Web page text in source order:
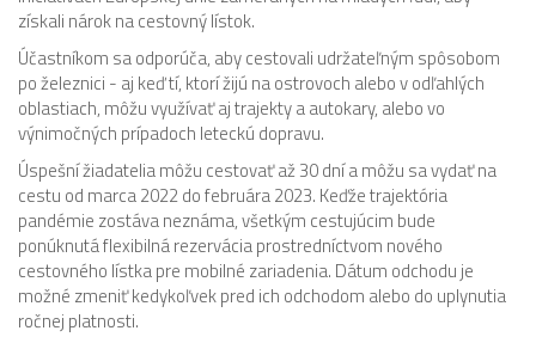
získali nárok na cestovný lístok.
Účastníkom sa odporúča, aby cestovali udržateľným spôsobom
po železnici - aj keď tí, ktorí žijú na ostrovoch alebo v odľahlých
oblastiach, môžu využívať aj trajekty a autokary, alebo vo
výnimočných prípadoch leteckú dopravu.
Úspešní žiadatelia môžu cestovať až 30 dní a môžu sa vydať na
cestu od marca 2022 do februára 2023. Keďže trajektória
pandémie zostáva neznáma, všetkým cestujúcim bude
ponúknutá flexibilná rezervácia prostredníctvom nového
cestovného lístka pre mobilné zariadenia. Dátum odchodu je
možné zmeniť kedykoľvek pred ich odchodom alebo do uplynutia
ročnej platnosti.